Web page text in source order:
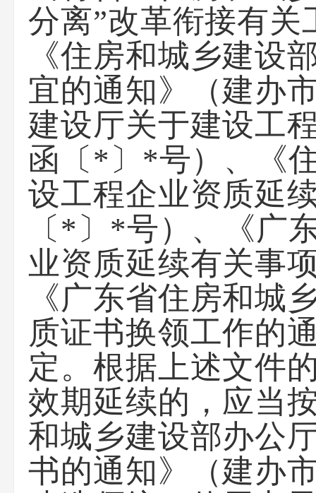
分离”改革衔接有
《住房和城乡建设
宜的通知》（建办
建设厅关于建设工
函〔*〕*号）、《
设工程企业资质延
〔*〕*号）、《广
业资质延续有关事
《广东省住房和城
质证书换领工作的
定。根据上述文件
效期延续的，应当
和城乡建设部办公
书的通知》（建办